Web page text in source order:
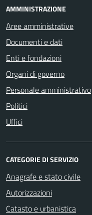
AMMINISTRAZIONE
Aree amministrative
Documenti e dati
Enti e fondazioni
Organi di governo
Personale amministrativo
Politici
Uffici
CATEGORIE DI SERVIZIO
Anagrafe e stato civile
Autorizzazioni
Catasto e urbanistica